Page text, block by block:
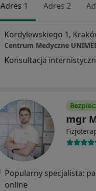
Adres 1 Adres 2
Kordylewskiego 1,
Centrum Medyczne
Konsultacja
mgr
Popularny specjalista:
online